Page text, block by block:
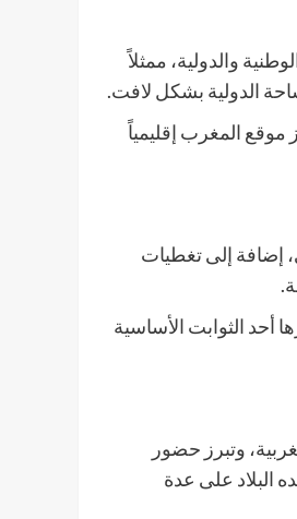
والدولية، ممثلاً
الدولية بشكل لافت.
موقع المغرب إقليمياً
إضافة إلى تغطيات
أحد الثوابت الأساسية
وتبرز حضور
البلاد على عدة